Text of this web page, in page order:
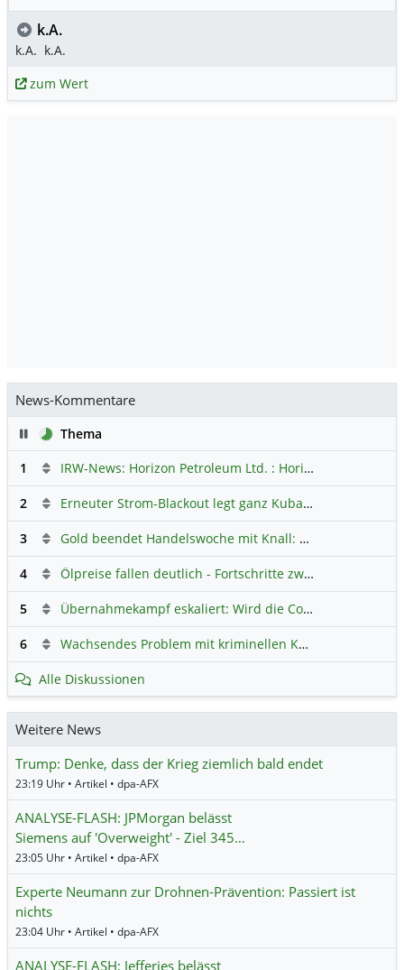
k.A.
k.A. k.A.
zum Wert
News-Kommentare
PauseThema
1
IRW-News: Horizon Petroleum Ltd. : Horizon Petroleum beginnt mit der Testförderung im Projekt Lachowice in Polen und schließt die Platzierung einer überzeichneten Wandelanleihe ab
2 Erneuter Strom-Blackout legt ganz Kuba lahm
3 Gold beendet Handelswoche mit Knall: Barrick Mining – Ist diese Aktie wieder ein Kauf?
4 Ölpreise fallen deutlich - Fortschritte zwischen USA und Iran belasten
5 Übernahmekampf eskaliert: Wird die Commerzbank italienisch?
6 Wachsendes Problem mit kriminellen Kunden im Online-Handel
Alle Diskussionen
Weitere News
Trump: Denke, dass der Krieg ziemlich bald endet
23:19 Uhr • Artikel • dpa-AFX
ANALYSE-FLASH: JPMorgan belässt
Siemens auf 'Overweight' - Ziel 345…
23:05 Uhr • Artikel • dpa-AFX
Experte Neumann zur Drohnen-Prävention: Passiert ist
nichts
23:04 Uhr • Artikel • dpa-AFX
ANALYSE-FLASH: Jefferies belässt